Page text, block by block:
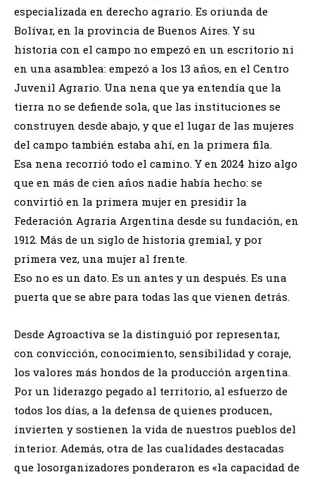
especializada en derecho agrario. Es oriunda de
Bolívar, en la provincia de Buenos Aires. Y su
historia con el campo no empezó en un escritorio ni
en una asamblea: empezó a los 13 años, en el Centro
Juvenil Agrario. Una nena que ya entendía que la
tierra no se defiende sola, que las instituciones se
construyen desde abajo, y que el lugar de las mujeres
del campo también estaba ahí, en la primera fila.
Esa nena recorrió todo el camino. Y en 2024 hizo algo
que en más de cien años nadie había hecho: se
convirtió en la primera mujer en presidir la
Federación Agraria Argentina desde su fundación, en
1912. Más de un siglo de historia gremial, y por
primera vez, una mujer al frente.
Eso no es un dato. Es un antes y un después. Es una
puerta que se abre para todas las que vienen detrás.
Desde Agroactiva se la distinguió por representar,
con convicción, conocimiento, sensibilidad y coraje,
los valores más hondos de la producción argentina.
Por un liderazgo pegado al territorio, al esfuerzo de
todos los días, a la defensa de quienes producen,
invierten y sostienen la vida de nuestros pueblos del
interior. Además, otra de las cualidades destacadas
que losorganizadores ponderaron es «la capacidad de